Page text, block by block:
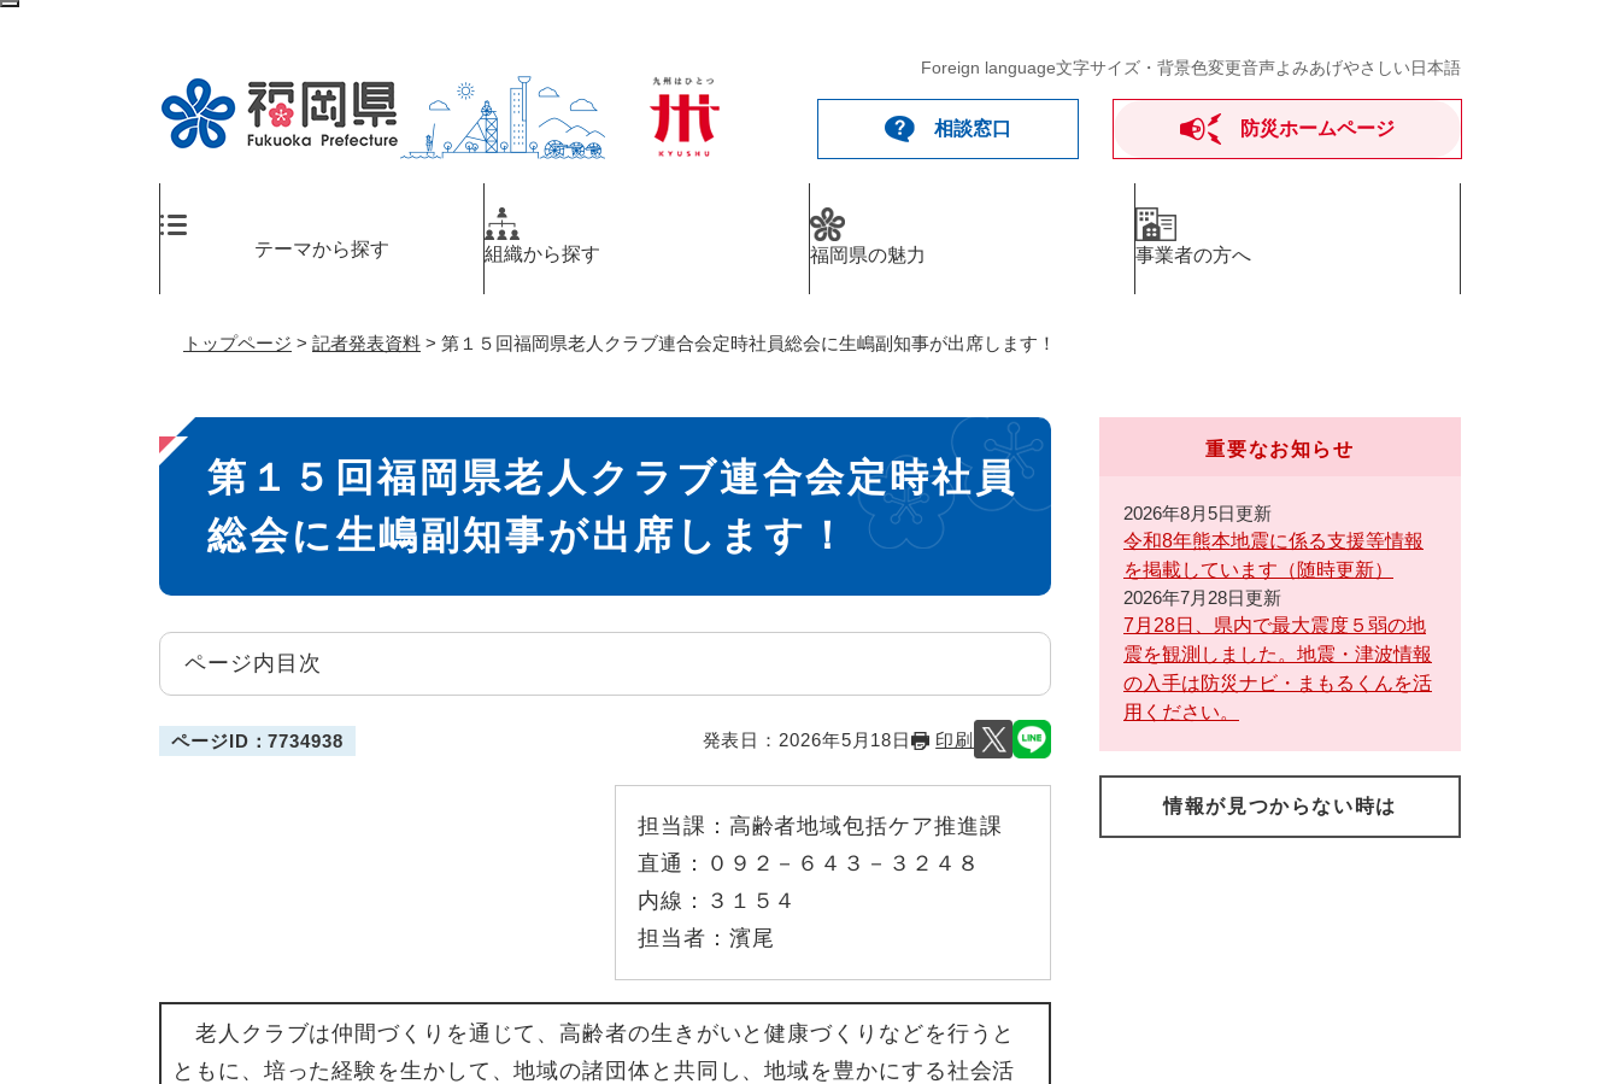
ペ
メ
Foreign language文字サイズ・背景色変更音声よみあげやさしい日本語
相談窓口 防災ホームページ
テーマから探す 組織から探す 福岡県の魅力 事業者の方へ
トップページ > 記者発表資料 > 第１５回福岡県老人クラブ連合会定時社員総会に生嶋副知事が出席します！
本
文
第１５回福岡県老人クラブ連合会定時社員
総会に生嶋副知事が出席します！
ページ内目次
ページID：7734938 発表日： 2026年5月18日 印刷
担当課： 高齢者地域包括ケア推進課
直通：
０９２－６４３－３２４８
内線：
３１５４
担当者： 濱尾
老人クラブは仲間づくりを通じて、高齢者の生きがいと健康づくりなどを行うと
ともに、培った経験を生かして、地域の諸団体と共同し、地域を豊かにする社会活
重要なお知らせ
2026年8月5日更新
令和8年熊本地震に係る支援等情報
を掲載しています（随時更新）
2026年7月28日更新
7月28日、県内で最大震度５弱の地
震を観測しました。地震・津波情報
の入手は防災ナビ・まもるくんを活
用ください。
情報が見つからない時は